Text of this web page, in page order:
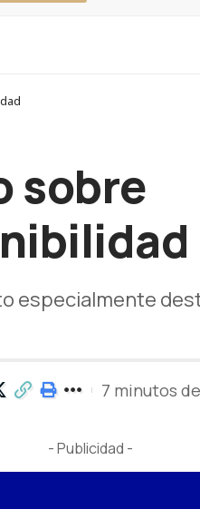
sobre
especialmente
7 minutos
- Publicidad -